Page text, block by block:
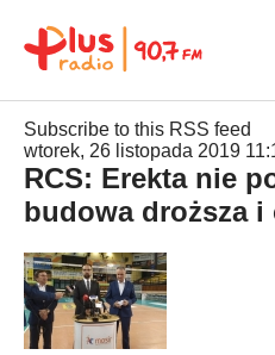
Subscribe to this RSS feed
wtorek, 26 listopada 2019
RCS: Erekta nie
budowa droższa